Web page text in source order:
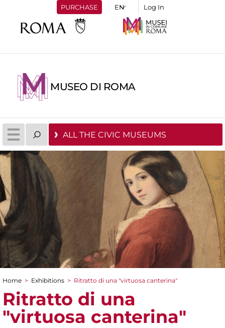
PURCHASE Log In
MUSEO DI ROMA
ALL THE CIVIC MUSEUMS
You are here
Home > Exhibitions > Ritratto di una "virtuosa canterina"
Ritratto di una
"virtuosa canterina"